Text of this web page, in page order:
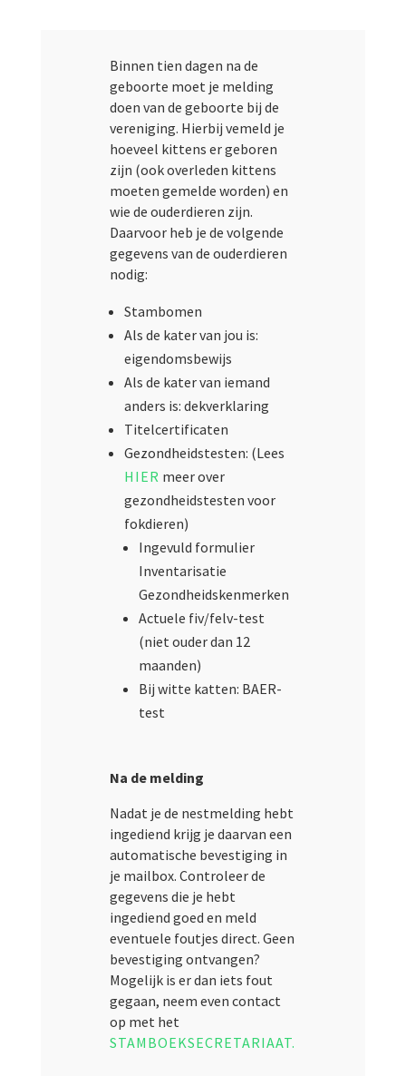
Binnen tien dagen na de
geboorte moet je melding
doen van de geboorte bij de
vereniging. Hierbij vemeld je
hoeveel kittens er geboren
zijn (ook overleden kittens
moeten gemelde worden) en
wie de ouderdieren zijn.
Daarvoor heb je de volgende
gegevens van de ouderdieren
nodig:
Stambomen
Als de kater van jou is:
eigendomsbewijs
Als de kater van iemand
anders is: dekverklaring
Titelcertificaten
Gezondheidstesten: (Lees
HIER meer over
gezondheidstesten voor
fokdieren)
Ingevuld formulier
Inventarisatie
Gezondheidskenmerken
Actuele fiv/felv-test
(niet ouder dan 12
maanden)
Bij witte katten: BAER-
test
Na de melding
Nadat je de nestmelding hebt
ingediend krijg je daarvan een
automatische bevestiging in
je mailbox. Controleer de
gegevens die je hebt
ingediend goed en meld
eventuele foutjes direct. Geen
bevestiging ontvangen?
Mogelijk is er dan iets fout
gegaan, neem even contact
op met het
STAMBOEKSECRETARIAAT.